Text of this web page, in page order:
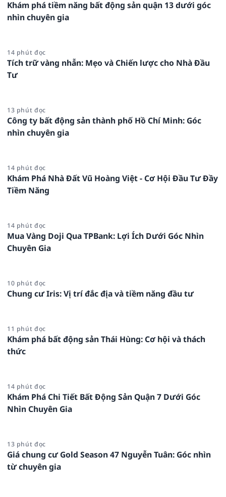
Khám phá tiềm năng bất động sản quận 13 dưới góc
nhìn chuyên gia
14 phút đọc
Tích trữ vàng nhẫn: Mẹo và Chiến lược cho Nhà Đầu
Tư
13 phút đọc
Công ty bất động sản thành phố Hồ Chí Minh: Góc
nhìn chuyên gia
14 phút đọc
Khám Phá Nhà Đất Vũ Hoàng Việt - Cơ Hội Đầu Tư Đầy
Tiềm Năng
14 phút đọc
Mua Vàng Doji Qua TPBank: Lợi Ích Dưới Góc Nhìn
Chuyên Gia
10 phút đọc
Chung cư Iris: Vị trí đắc địa và tiềm năng đầu tư
11 phút đọc
Khám phá bất động sản Thái Hùng: Cơ hội và thách
thức
14 phút đọc
Khám Phá Chi Tiết Bất Động Sản Quận 7 Dưới Góc
Nhìn Chuyên Gia
13 phút đọc
Giá chung cư Gold Season 47 Nguyễn Tuân: Góc nhìn
từ chuyên gia